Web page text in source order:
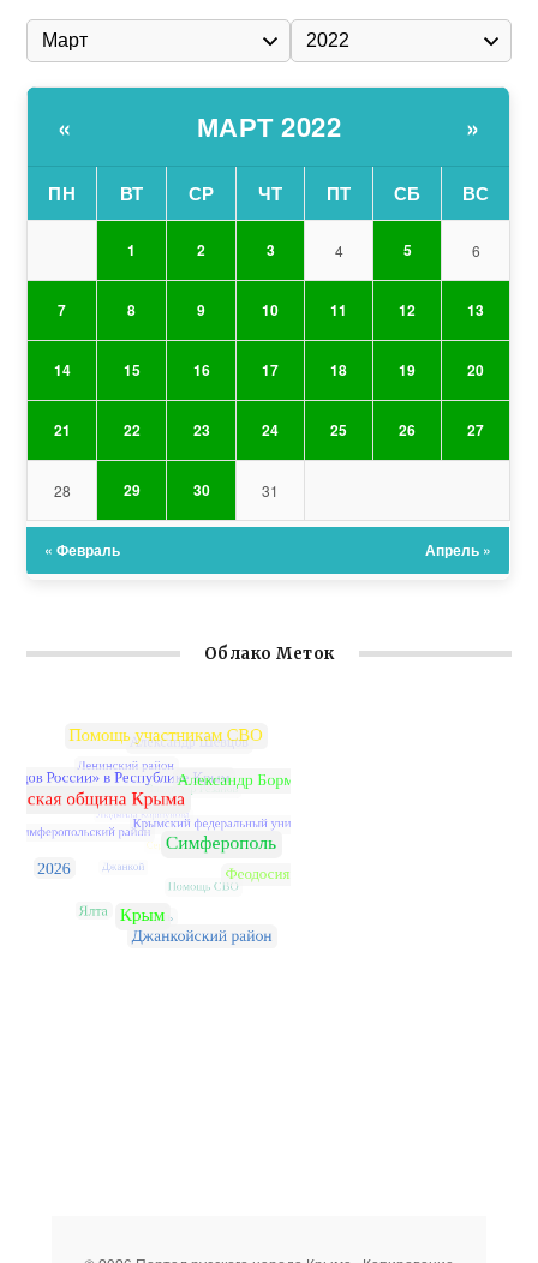
« МАРТ 2022 »
ПН ВТ СР ЧТ ПТ СБ ВС
1 2 3 4 5 6
7 8 9 10 11 12 13
14 15 16 17 18 19 20
21 22 23 24 25 26 27
28 29 30 31
« Февраль Апрель »
Облако Меток